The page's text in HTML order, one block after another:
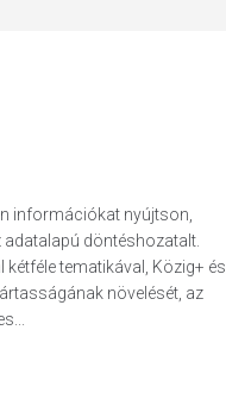
információkat nyújtson,
döntéshozatalt.
tematikával, Közig+ és
növelését, az